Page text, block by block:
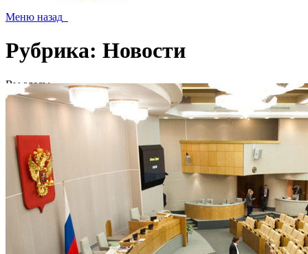
Меню назад
Рубрика: Новости
Вы здесь:
Главная
В категории: "Новости"
(Страница 115)